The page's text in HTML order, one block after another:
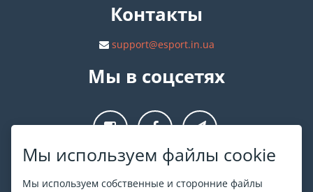
Мы используем файлы cookie
Мы используем собственные и сторонние файлы
Контакты
support@esport.in.ua
Мы в соцсетях
О ESPORT.in.ua